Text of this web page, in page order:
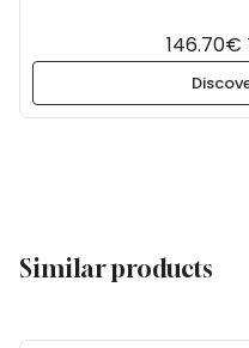
146.70€
Similar products